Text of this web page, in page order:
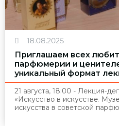
18.08.2025
Приглашаем всех
парфюмерии и
уникальный формат
21 августа, 18:00 - Лекция-
«Искусство в искусстве.
искусства в советской